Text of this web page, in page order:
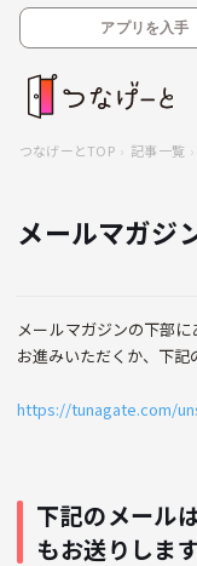
アプリを入手
つなげーとTOP 記事一覧
メールマガジ
メールマガジンの下部
お進みいただくか、下記
https://tunagate.com/
下記のメール
もお送りしま